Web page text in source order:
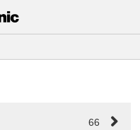
66